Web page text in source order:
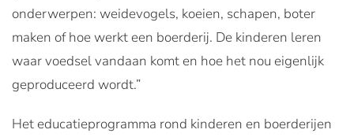
onderwerpen: weidevogels, koeien, schapen, boter
maken of hoe werkt een boerderij. De kinderen leren
waar voedsel vandaan komt en hoe het nou eigenlijk
geproduceerd wordt.”
Het educatieprogramma rond kinderen en boerderijen